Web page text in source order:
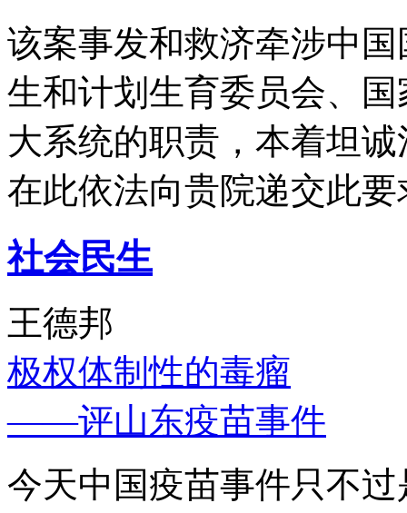
该案事发和救济牵涉中
生和计划生育委员会、
大系统的职责，本着坦
在此依法向贵院递交此要
社会民生
王德邦
极权体制性的毒瘤
——评山东疫苗事件
今天中国疫苗事件只不